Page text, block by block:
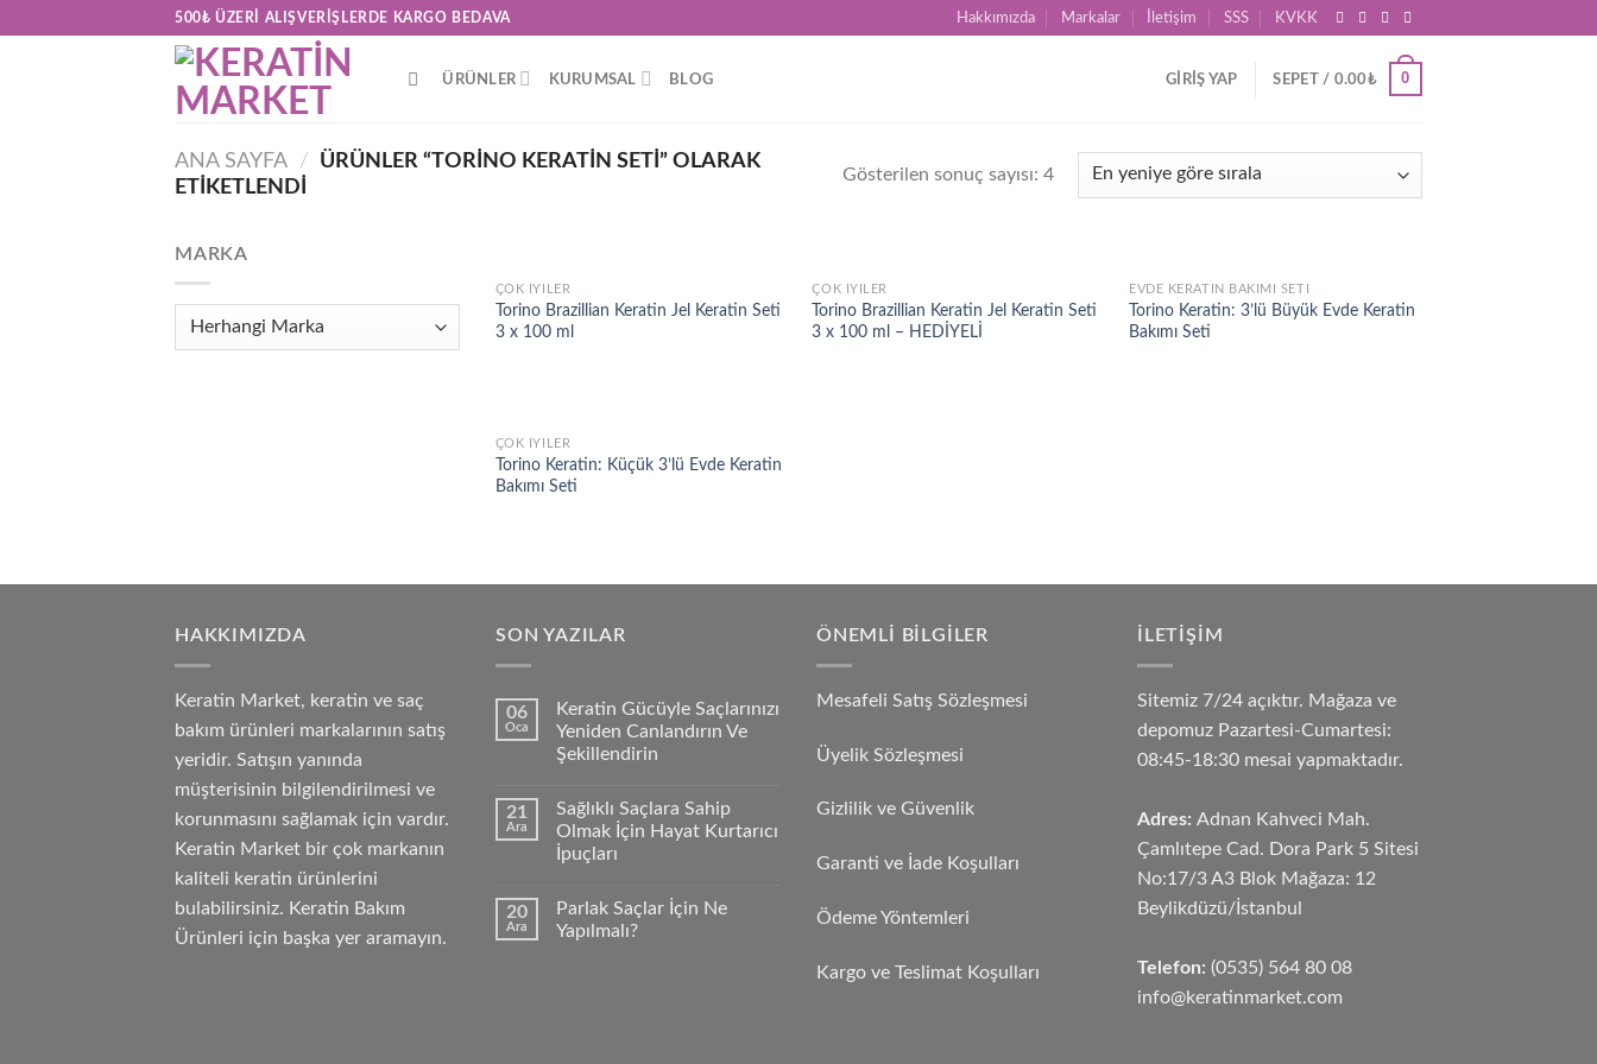
500₺ ÜZERI ALIŞVERIŞLERDE KARGO BEDAVA Hakkımızda Markalar İletişim SSS KVKK
ÜRÜNLER KURUMSAL BLOG GIRIŞ YAP SEPET / 0.00₺ 0
ANA SAYFA / ÜRÜNLER “TORINO KERATIN SETI” OLARAK
ETIKETLENDI
Gösterilen sonuç sayısı: 4
MARKA
Add to
ÇOK İYILER
Torino Brazillian Keratin Jel Keratin Seti
3 x 100 ml
Add to
ÇOK İYILER
Torino Brazillian Keratin Jel Keratin Seti
3 x 100 ml – HEDİYELİ
Add to
EVDE KERATIN BAKIMI SETI
Torino Keratin: 3’lü Büyük Evde Keratin
Bakımı Seti
Add to
ÇOK İYILER
Torino Keratin: Küçük 3’lü Evde Keratin
Bakımı Seti
HAKKIMIZDA
Keratin Market, keratin ve saç
bakım ürünleri markalarının satış
yeridir. Satışın yanında
müşterisinin bilgilendirilmesi ve
korunmasını sağlamak için vardır.
Keratin Market bir çok markanın
kaliteli keratin ürünlerini
bulabilirsiniz. Keratin Bakım
Ürünleri için başka yer aramayın.
SON YAZILAR
06
Oca
Keratin Gücüyle Saçlarınızı
Yeniden Canlandırın Ve
Şekillendirin
21
Ara
Sağlıklı Saçlara Sahip
Olmak İçin Hayat Kurtarıcı
İpuçları
20
Ara
Parlak Saçlar İçin Ne
Yapılmalı?
ÖNEMLI BILGILER
Mesafeli Satış Sözleşmesi
Üyelik Sözleşmesi
Gizlilik ve Güvenlik
Garanti ve İade Koşulları
Ödeme Yöntemleri
Kargo ve Teslimat Koşulları
İLETIŞIM
Sitemiz 7/24 açıktır. Mağaza ve
depomuz Pazartesi-Cumartesi:
08:45-18:30 mesai yapmaktadır.
Adres: Adnan Kahveci Mah.
Çamlıtepe Cad. Dora Park 5 Sitesi
No:17/3 A3 Blok Mağaza: 12
Beylikdüzü/İstanbul
Telefon: (0535) 564 80 08
info@keratinmarket.com